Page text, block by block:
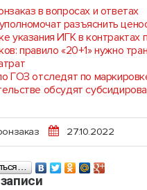
в вопросах и ответах
разъяснить
указания ИГК в
правило «20+1» нужно
ГОЗ отследят по
обсудят
27.10.2022